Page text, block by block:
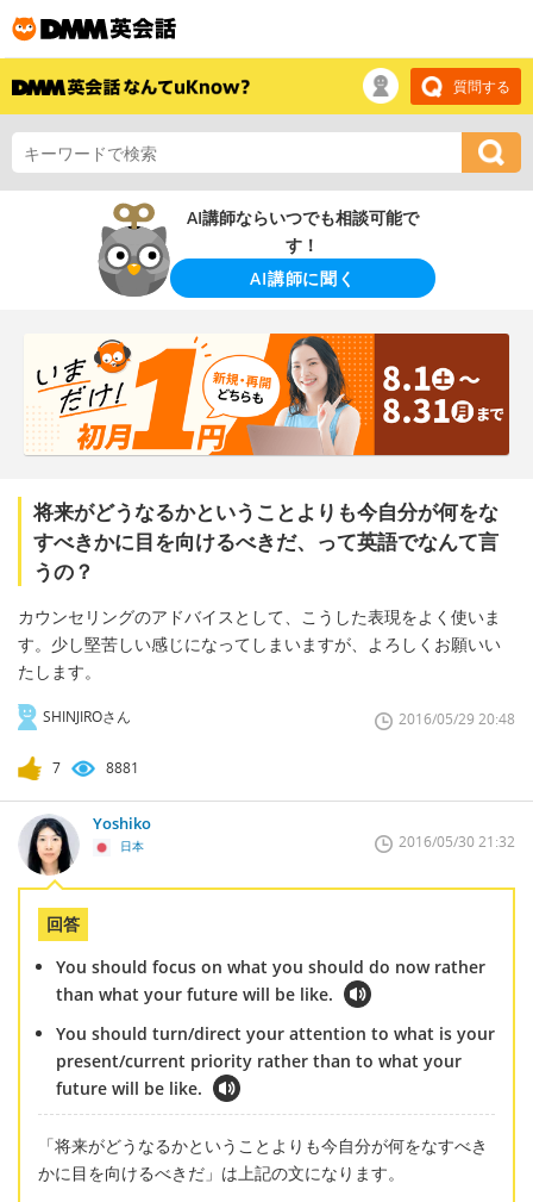
質問する
AI講師ならいつでも相談可能で
す！
AI講師に聞く
将来がどうなるかということよりも今自分が何をな
すべきかに目を向けるべきだ、って英語でなんて言
うの？
カウンセリングのアドバイスとして、こうした表現をよく使いま
す。少し堅苦しい感じになってしまいますが、よろしくお願いい
たします。
SHINJIROさん 2016/05/29 20:48
7 8881
Yoshiko
日本 2016/05/30 21:32
回答
You should focus on what you should do now rather
than what your future will be like.
You should turn/direct your attention to what is your
present/current priority rather than to what your
future will be like.
「将来がどうなるかということよりも今自分が何をなすべき
かに目を向けるべきだ」は上記の文になります。